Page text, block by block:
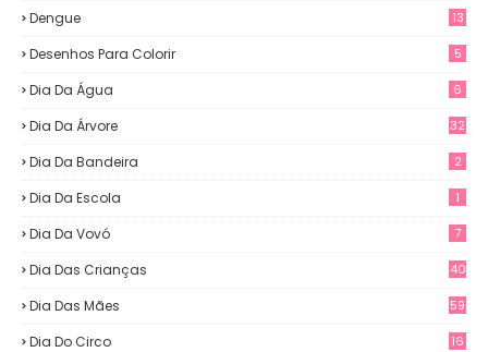
Dengue 13
Desenhos Para Colorir 5
Dia Da Água 6
Dia Da Árvore 32
Dia Da Bandeira 2
Dia Da Escola 1
Dia Da Vovó 7
Dia Das Crianças 40
Dia Das Mães 59
Dia Do Circo 16